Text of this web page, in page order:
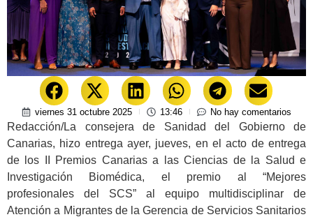
viernes 31 octubre 2025 13:46 No hay comentarios
Redacción/La consejera de Sanidad del Gobierno de
Canarias, hizo entrega ayer, jueves, en el acto de entrega
de los II Premios Canarias a las Ciencias de la Salud e
Investigación Biomédica, el premio al “Mejores
profesionales del SCS” al equipo multidisciplinar de
Atención a Migrantes de la Gerencia de Servicios Sanitarios